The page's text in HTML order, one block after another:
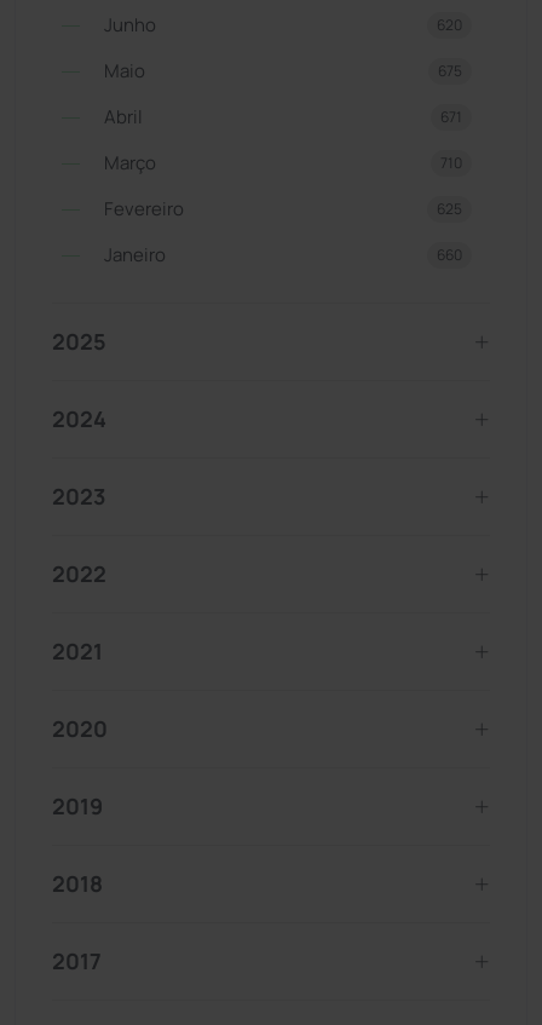
Junho 620
Maio 675
Abril 671
Março 710
Fevereiro 625
Janeiro 660
2025
2024
2023
2022
2021
2020
2019
2018
2017